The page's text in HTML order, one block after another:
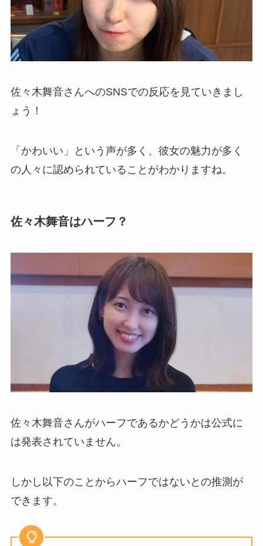
佐々木舞音さんへのSNSでの反応を見ていきまし
ょう！
「かわいい」という声が多く、彼女の魅力が多く
の人々に認められていることがわかりますね。
佐々木舞音はハーフ？
佐々木舞音さんがハーフであるかどうかは公式に
は発表されていません。
しかし以下のことからハーフではないとの推測が
できます。